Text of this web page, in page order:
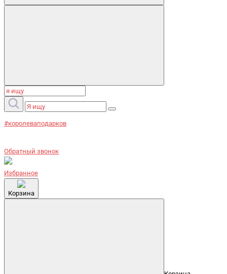
#королеваподарков
Обратный звонок
Избранное
Корзина